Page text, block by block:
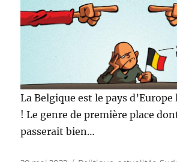
La Belgique est le pays
! Le genre de première place
passerait bien…